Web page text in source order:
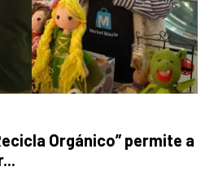
Orgánico” permite a